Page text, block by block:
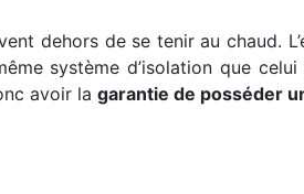
dehors de se tenir au chaud.
système d’isolation que
avoir la garantie de posséder